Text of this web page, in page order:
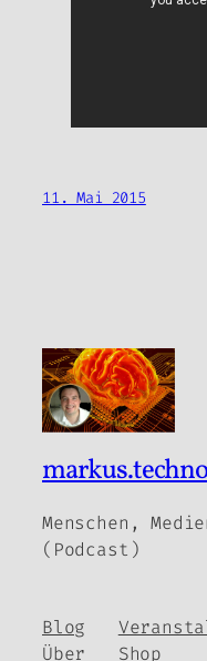
11. Mai 2015
Menschen,
(Podcast)
Blog
Über
Shop